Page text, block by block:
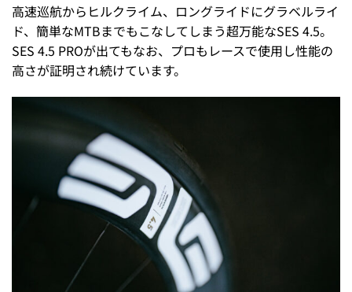
高速巡航からヒルクライム、ロングライドにグラベルライ
ド、簡単なMTBまでもこなしてしまう超万能なSES 4.5。
SES 4.5 PROが出てもなお、プロもレースで使用し性能の
高さが証明され続けています。